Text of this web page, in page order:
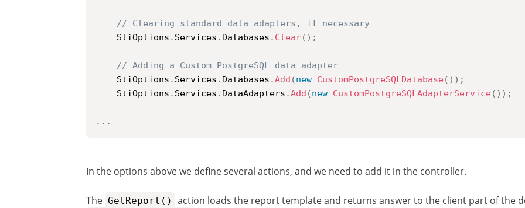
// Clearing standard data adapters, if necessary
	StiOptions
. Services . Databases . Clear( ) ;
// Adding a Custom PostgreSQL data adapter
	StiOptions
. Services . Databases .Add (new CustomPostgreSQLDatabase ( ) ) ;
	StiOptions
. Services . DataAdapters .Add (new CustomPostgreSQLAdapterService ( ) ) ;
.. .
In the options above we define several actions, and we need to add it in the controller.
The GetReport() action loads the report template and returns answer to the client part of the